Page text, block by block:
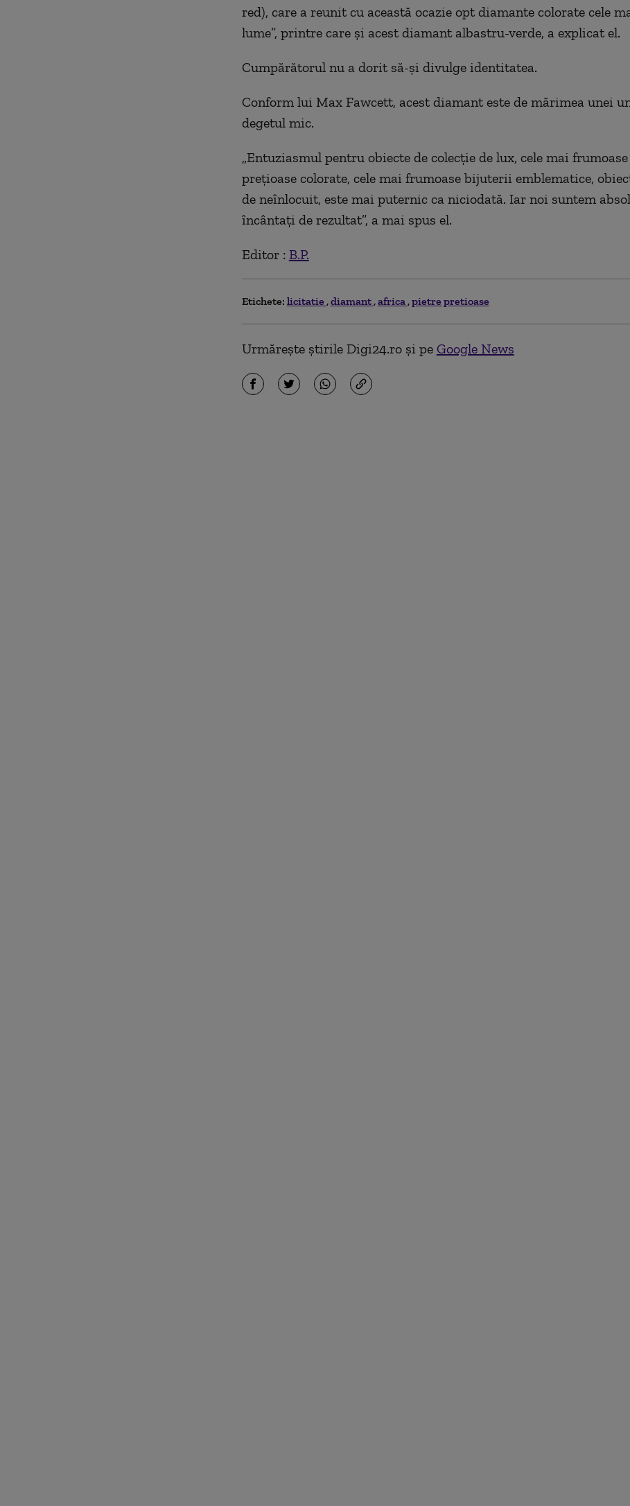
red), care a reunit cu această ocazie opt diamante colorate cele
lume”, printre care şi acest diamant albastru-verde, a explicat el.
Cumpărătorul nu a dorit să-şi divulge identitatea.
Conform lui Max Fawcett, acest diamant este de mărimea unei
degetul mic.
„Entuziasmul pentru obiecte de colecţie de lux, cele mai
preţioase colorate, cele mai frumoase bijuterii emblematice,
de neînlocuit, este mai puternic ca niciodată. Iar noi suntem
încântaţi de rezultat”, a mai spus el.
Editor : B.P.
Etichete: licitatie diamant africa pietre pretioase
Urmărește știrile Digi24.ro și pe Google News